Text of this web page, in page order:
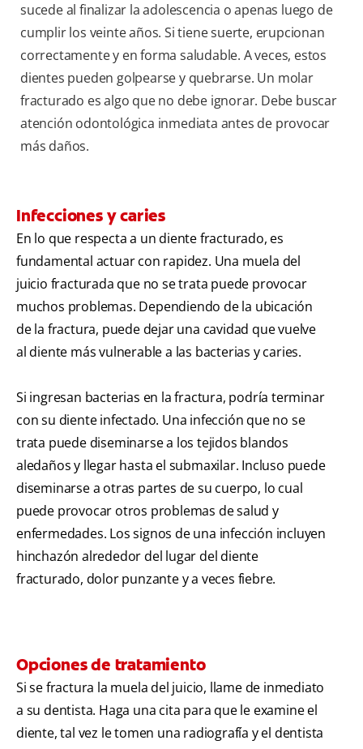
sucede al finalizar la adolescencia o apenas luego de
cumplir los veinte años. Si tiene suerte, erupcionan
correctamente y en forma saludable. A veces, estos
dientes pueden golpearse y quebrarse. Un molar
fracturado es algo que no debe ignorar. Debe buscar
atención odontológica inmediata antes de provocar
más daños.
Infecciones y caries
En lo que respecta a un diente fracturado, es
fundamental actuar con rapidez. Una muela del
juicio fracturada que no se trata puede provocar
muchos problemas. Dependiendo de la ubicación
de la fractura, puede dejar una cavidad que vuelve
al diente más vulnerable a las bacterias y caries.
Si ingresan bacterias en la fractura, podría terminar
con su diente infectado. Una infección que no se
trata puede diseminarse a los tejidos blandos
aledaños y llegar hasta el submaxilar. Incluso puede
diseminarse a otras partes de su cuerpo, lo cual
puede provocar otros problemas de salud y
enfermedades. Los signos de una infección incluyen
hinchazón alrededor del lugar del diente
fracturado, dolor punzante y a veces fiebre.
Opciones de tratamiento
Si se fractura la muela del juicio, llame de inmediato
a su dentista. Haga una cita para que le examine el
diente, tal vez le tomen una radiografía y el dentista